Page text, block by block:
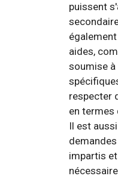
puissent
aides,
soumise à
respecter
en termes
Il est
impartis